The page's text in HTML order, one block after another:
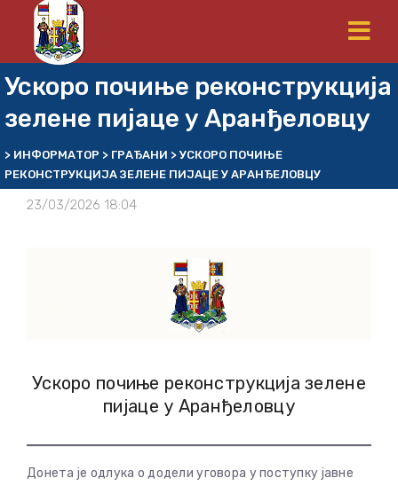
Ускоро почиње реконструкција
зелене пијаце у Аранђеловцу
> ИНФОРМАТОР > ГРАЂАНИ > УСКОРО ПОЧИЊЕ
РЕКОНСТРУКЦИЈА ЗЕЛЕНЕ ПИЈАЦЕ У АРАНЂЕЛОВЦУ
23/03/2026 18:04
Ускоро почиње реконструкција зелене
пијаце у Аранђеловцу
Донета је одлука о додели уговора у поступку јавне